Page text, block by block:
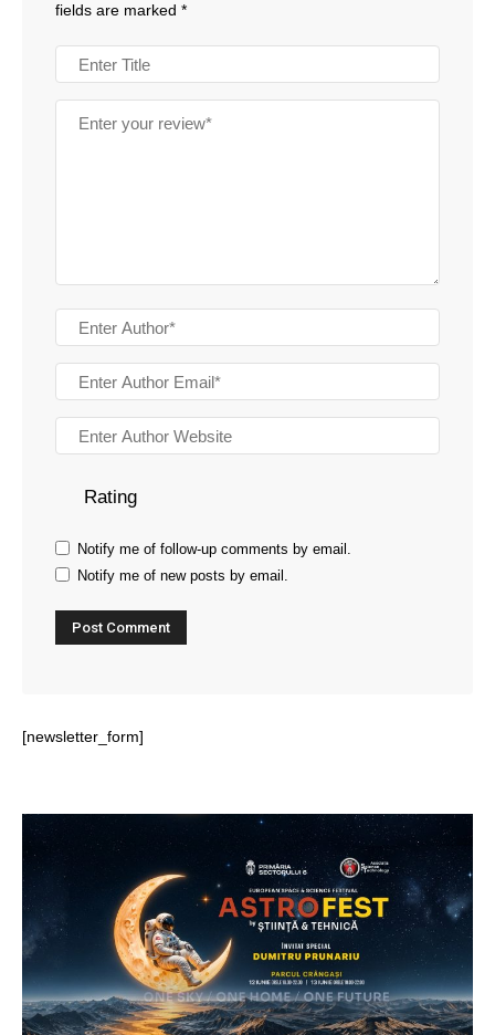
fields are marked *
Rating
Notify me of follow-up comments by email.
Notify me of new posts by email.
[newsletter_form]